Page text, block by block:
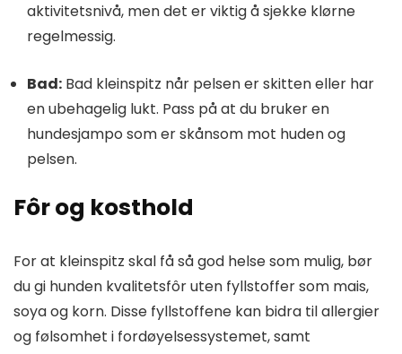
aktivitetsnivå, men det er viktig å sjekke klørne
regelmessig.
Bad: Bad kleinspitz når pelsen er skitten eller har
en ubehagelig lukt. Pass på at du bruker en
hundesjampo som er skånsom mot huden og
pelsen.
Fôr og kosthold
For at kleinspitz skal få så god helse som mulig, bør
du gi hunden kvalitetsfôr uten fyllstoffer som mais,
soya og korn. Disse fyllstoffene kan bidra til allergier
og følsomhet i fordøyelsessystemet, samt